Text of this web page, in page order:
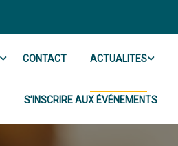
CONTACT ACTUALITES
S’INSCRIRE AUX ÉVÉNEMENTS